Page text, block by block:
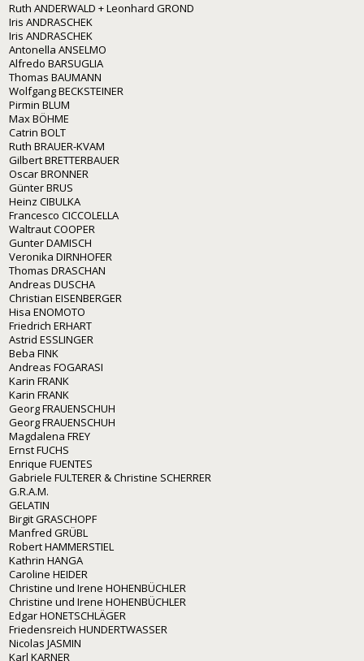
Ruth ANDERWALD + Leonhard GROND
Iris ANDRASCHEK
Iris ANDRASCHEK
Antonella ANSELMO
Alfredo BARSUGLIA
Thomas BAUMANN
Wolfgang BECKSTEINER
Pirmin BLUM
Max BÖHME
Catrin BOLT
Ruth BRAUER-KVAM
Gilbert BRETTERBAUER
Oscar BRONNER
Günter BRUS
Heinz CIBULKA
Francesco CICCOLELLA
Waltraut COOPER
Gunter DAMISCH
Veronika DIRNHOFER
Thomas DRASCHAN
Andreas DUSCHA
Christian EISENBERGER
Hisa ENOMOTO
Friedrich ERHART
Astrid ESSLINGER
Beba FINK
Andreas FOGARASI
Karin FRANK
Karin FRANK
Georg FRAUENSCHUH
Georg FRAUENSCHUH
Magdalena FREY
Ernst FUCHS
Enrique FUENTES
Gabriele FULTERER & Christine SCHERRER
G.R.A.M.
GELATIN
Birgit GRASCHOPF
Manfred GRÜBL
Robert HAMMERSTIEL
Kathrin HANGA
Caroline HEIDER
Christine und Irene HOHENBÜCHLER
Christine und Irene HOHENBÜCHLER
Edgar HONETSCHLÄGER
Friedensreich HUNDERTWASSER
Nicolas JASMIN
Karl KARNER